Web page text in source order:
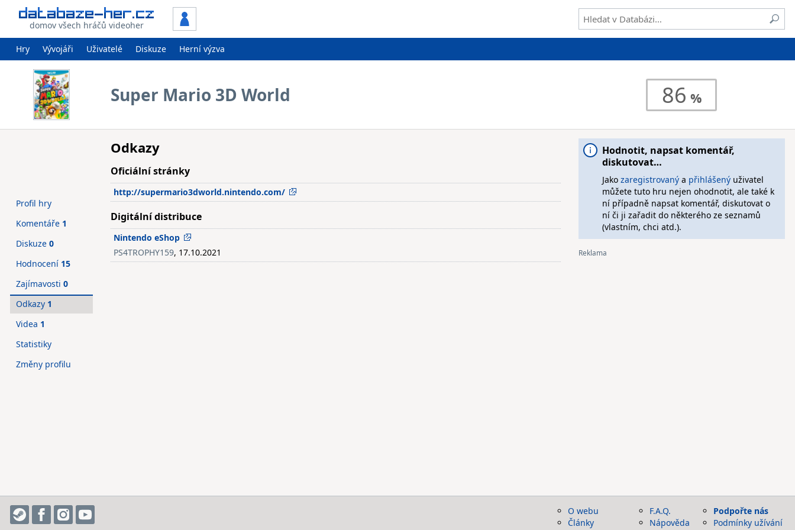
domov všech hráčů videoher
Hry Vývojáři Uživatelé Diskuze Herní výzva
Super Mario 3D World 86
Odkazy
Oficiální stránky
http://supermario3dworld.nintendo.com/
Digitální distribuce
Nintendo eShop
PS4TROPHY159, 17.10.2021
Profil hry
Komentáře 1
Diskuze 0
Hodnocení 15
Zajímavosti 0
Odkazy 1
Videa 1
Statistiky
Změny profilu
Hodnotit, napsat komentář,
diskutovat…
Jako zaregistrovanýa přihlášenýuživatel
můžete tuto hru nejen ohodnotit, ale také k
ní případně napsat komentář, diskutovat o
ní či ji zařadit do některého ze seznamů
(vlastním, chci atd.).
O webu
Články
F.A.Q.
Nápověda
Podpořte nás
Podmínky užívání